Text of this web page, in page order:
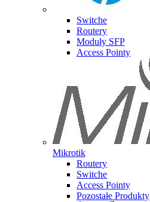
Switche
Routery
Moduły SFP
Access Pointy
Mikrotik
Routery
Switche
Access Pointy
Pozostałe Produkty